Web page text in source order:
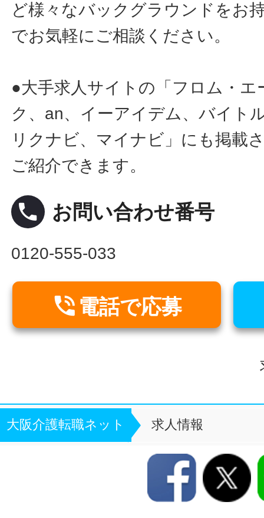
ど様々なバックグラウンドをお
でお気軽にご相談ください。
●大手求人サイトの「フロム・
ク、an、イーアイデム、バイト
リクナビ、マイナビ」にも掲載
ご紹介できます。
local_phone お問い合わせ番号
0120-555-033
 電話で応募
大阪介護転職ネット 求人情報